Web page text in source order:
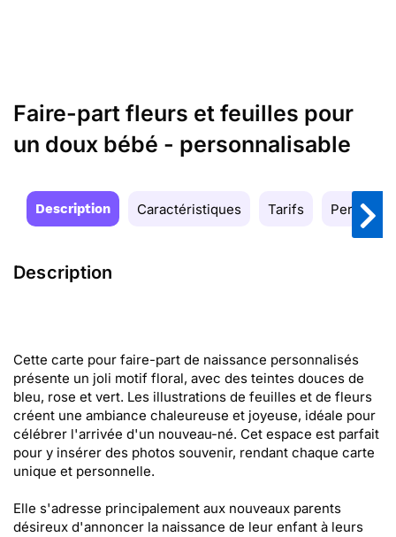
Faire-part fleurs et feuilles pour
un doux bébé - personnalisable
Description Caractéristiques Tarifs
Description
Cette carte pour faire-part de naissance personnalisés
présente un joli motif floral, avec des teintes douces de
bleu, rose et vert. Les illustrations de feuilles et de fleurs
créent une ambiance chaleureuse et joyeuse, idéale pour
célébrer l'arrivée d'un nouveau-né. Cet espace est parfait
pour y insérer des photos souvenir, rendant chaque carte
unique et personnelle.
Elle s'adresse principalement aux nouveaux parents
désireux d'annoncer la naissance de leur enfant à leurs